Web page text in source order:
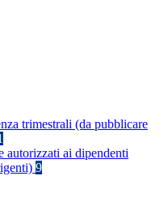
trimestrali (da pubblicare
autorizzati ai dipendenti
9